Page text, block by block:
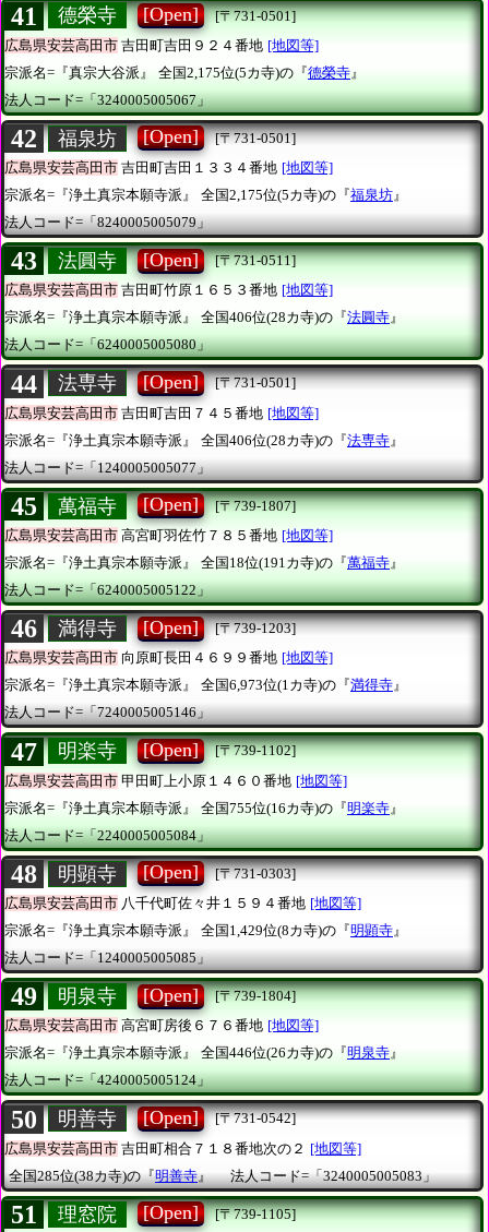
41 德榮寺 [Open]
[〒731-0501]
広島県安芸高田市 吉田町吉田９２４番地 [地図等]
宗派名=『真宗大谷派』
全国2,175位(5カ寺)の『德榮寺 』
法人コード=「3240005005067」
42 福泉坊 [Open]
[〒731-0501]
広島県安芸高田市 吉田町吉田１３３４番地 [地図等]
宗派名=『浄土真宗本願寺派』
全国2,175位(5カ寺)の『福泉坊』
法人コード=「8240005005079」
43 法圓寺 [Open]
[〒731-0511]
広島県安芸高田市 吉田町竹原１６５３番地 [地図等]
宗派名=『浄土真宗本願寺派』
全国406位(28カ寺)の『法圓寺』
法人コード=「6240005005080」
44 法専寺 [Open]
[〒731-0501]
広島県安芸高田市 吉田町吉田７４５番地 [地図等]
宗派名=『浄土真宗本願寺派』
全国406位(28カ寺)の『法専寺 』
法人コード=「1240005005077」
45 萬福寺 [Open]
[〒739-1807]
広島県安芸高田市 高宮町羽佐竹７８５番地 [地図等]
宗派名=『浄土真宗本願寺派』
全国18位(191カ寺)の『萬福寺』
法人コード=「6240005005122」
46 満得寺 [Open]
[〒739-1203]
広島県安芸高田市 向原町長田４６９９番地 [地図等]
宗派名=『浄土真宗本願寺派』
全国6,973位(1カ寺)の『満得寺』
法人コード=「7240005005146」
47 明楽寺 [Open]
[〒739-1102]
広島県安芸高田市 甲田町上小原１４６０番地 [地図等]
宗派名=『浄土真宗本願寺派』
全国755位(16カ寺)の『明楽寺 』
法人コード=「2240005005084」
48 明顕寺 [Open]
[〒731-0303]
広島県安芸高田市 八千代町佐々井１５９４番地 [地図等]
宗派名=『浄土真宗本願寺派』
全国1,429位(8カ寺)の『明顕寺』
法人コード=「1240005005085」
49 明泉寺 [Open]
[〒739-1804]
広島県安芸高田市 高宮町房後６７６番地 [地図等]
宗派名=『浄土真宗本願寺派』
全国446位(26カ寺)の『明泉寺』
法人コード=「4240005005124」
50 明善寺 [Open]
[〒731-0542]
広島県安芸高田市 吉田町相合７１８番地次の２ [地図等]
全国285位(38カ寺)の『明善寺』 法人コード=「3240005005083」
51 理窓院 [Open]
[〒739-1105]